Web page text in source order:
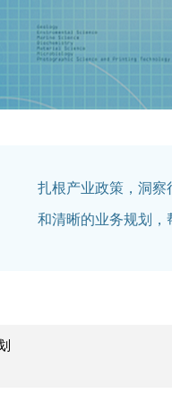
扎根产业政策，洞察
和清晰的业务规划，